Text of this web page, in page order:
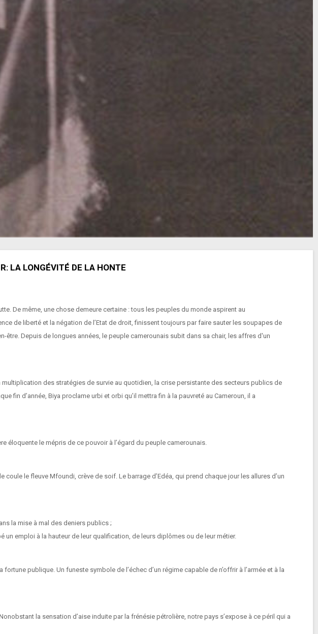
LA LONGÉVITÉ DE LA HONTE
De même, une chose demeure certaine : tous les peuples du monde aspirent au
de liberté et la négation de l’Etat de droit, finissent toujours par faire sauter les soupapes de
Depuis de longues années, le peuple camerounais subit dans sa chair, les affres d'un
des stratégies de survie au quotidien, la crise persistante des secteurs publics de
fin d’année, Biya proclame urbi et orbi qu’il mettra fin à la pauvreté au Cameroun, il a
éloquente le mépris de ce pouvoir à l’égard du peuple camerounais.
le fleuve Mfoundi, crève de soif. Le barrage d’Edéa, qui prend chaque jour les allures d’un
la mise à mal des deniers publics ;
emploi à la hauteur de leur qualification, de leurs diplômes ou de leur métier.
publique. Un funeste symbole de l’échec d’un régime capable de n’offrir à l’armée et à la
la sensation d’aise induite par la frénésie pétrolière, notre pays s’expose à ce péril qui a